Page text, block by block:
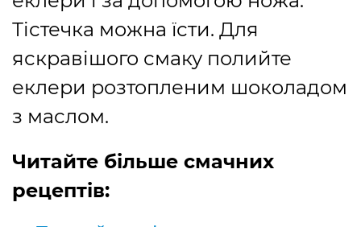
Тістечка можна їсти. Для
яскравішого смаку полийте
еклери розтопленим шоколадом
з маслом.
Читайте більше смачних
рецептів: